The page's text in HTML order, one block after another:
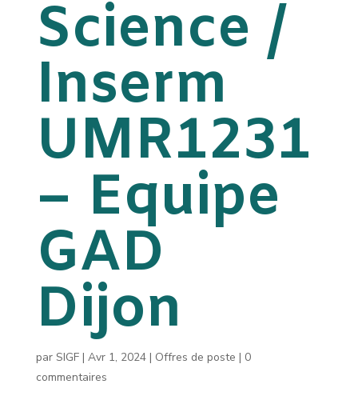
Science /
Inserm
UMR1231
– Equipe
GAD
Dijon
par SIGF| Avr 1, 2024| Offres de poste | 0
commentaires